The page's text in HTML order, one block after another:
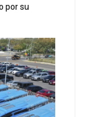
por su